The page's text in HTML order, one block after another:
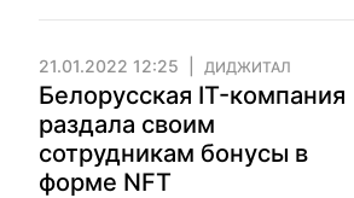
21.01.2022 12:25 ДИДЖИТАЛ
Белорусская IT-компания
раздала своим
сотрудникам бонусы в
форме NFT